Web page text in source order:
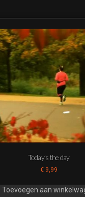
Today’s the day
€9,99
Toevoegen aan